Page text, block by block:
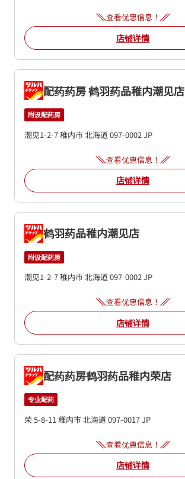
查看优惠信息！
店铺详情
配药药房 鹤羽药品稚内潮见店
附设配药房
潮见1-2-7稚内市北海道097-0002 JP
查看优惠信息！
店铺详情
鹤羽药品稚内潮见店
附设配药房
潮见1-2-7稚内市北海道097-0002JP
查看优惠信息！
店铺详情
配药药房鹤羽药品稚内荣店
专业配药
荣 5-8-11 稚内市北海道097-0017JP
查看优惠信息！
店铺详情